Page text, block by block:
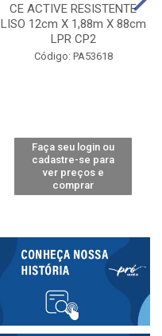
CE ACTIVE RESISTENTE
LISO 12cm X 1,88m X 88cm
LPR CP2
Código: PA53618
Faça seu login ou
cadastre-se para
ver preços e
comprar